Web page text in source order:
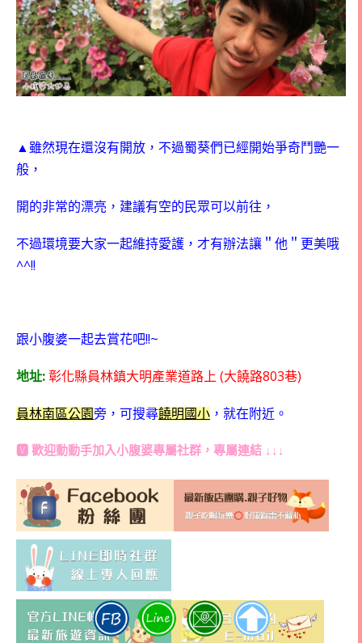
▲雖然現在還沒有開放，不過蜀葵們已經開始爭奇鬥艷一
般，
開的非常的漂亮，建議有空的民眾可以前往，
不過環境要大家一起維持愛護，才有辦法讓＂他＂更美哦
^^!!
跟小腹婆一起去賞花吧!!~
地址: 彰化縣員林鎮大明產業道路上 (大饒路803巷)
員林南區公園旁，可搜尋饒明國小 ，就在附近。
🆅 歡迎動動手加入小腹婆專屬社群 ，專屬連結 ↓↓↓